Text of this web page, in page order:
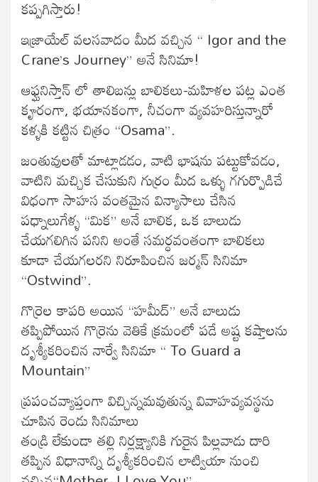
కప్పగిస్తారు!
ఇజ్రాయేల్ వలసవాదం మీద వచ్చిన “ Igor and the
Crane’s Journey” అనే సినిమా!
ఆఫ్ఘనిస్తాన్ లో తాలిబన్లు బాలికలు-మహిళల పట్ల ఎంత
కౄరంగా, భయానకంగా, నీచంగా వ్యవహరిస్తున్నారో
కళ్ళకి కట్టిన చిత్రం “Osama”.
జంతువులతో మాట్లాడడం, వాటి భాషను పట్టుకోవడం,
వాటిని మచ్చిక చేసుకుని గుర్రం మీద ఒళ్ళు గగుర్పొడిచే
విధంగా సాహస వంతమైన విన్యాసాలు చేసిన
పధ్నాలుగేళ్ళ “మిక” అనే బాలిక, ఒక బాలుడు
చేయగలిగిన పనిని అంతే సమర్ధవంతంగా బాలికలు
కూడా చేయగలరని నిరూపించిన జర్మన్ సినిమా
“Ostwind”.
గొర్రెల కాపరి అయిన “హమీద్” అనే బాలుడు
తప్పిపోయిన గొర్రెను వెతికే క్రమంలో పడే అష్ట కష్తాలను
దృశ్యీకరించిన నార్వే సినిమా “ To Guard a
Mountain”
ప్రపంచవ్యాప్తంగా విచ్చిన్నమవుతున్న వివాహవ్యవస్థను
చూపిన రెండు సినిమాలు
తండ్రి లేకుండా తల్లి నిర్లక్ష్యానికి గురైన పిల్లవాడు దారి
తప్పిన విధానాన్ని దృశ్యీకరించిన లాట్వియా నుంచి